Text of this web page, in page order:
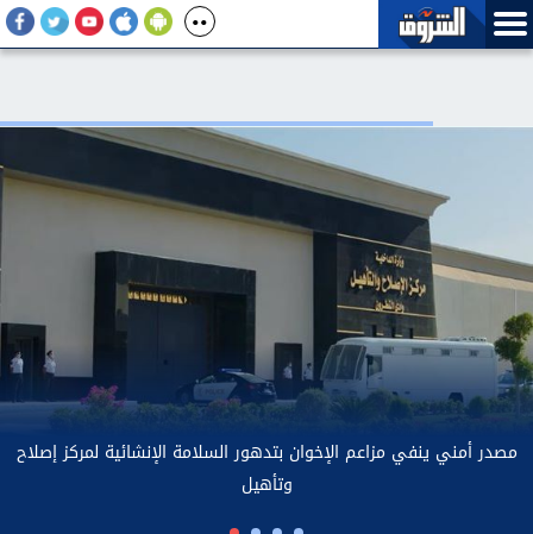
«رئيس إيران: العلاقات مع دول الجوار «أفضل بكثير مما كانت عليه في
السابق